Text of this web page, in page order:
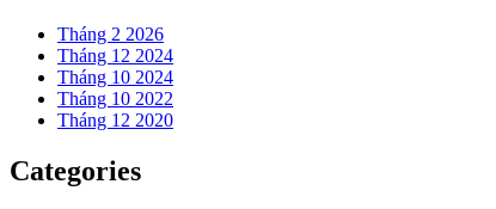
Tháng 2 2026
Tháng 12 2024
Tháng 10 2024
Tháng 10 2022
Tháng 12 2020
Categories